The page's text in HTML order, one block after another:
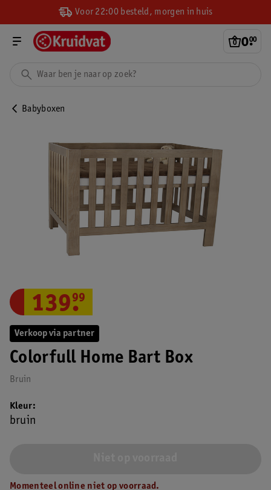
Voor 22:00 besteld, morgen in huis
0.
00
Babyboxen
Verkoop via partner
Colorfull Home Bart Box
Bruin
139.
99
Kleur
bruin
Momenteel online niet op voorraad.